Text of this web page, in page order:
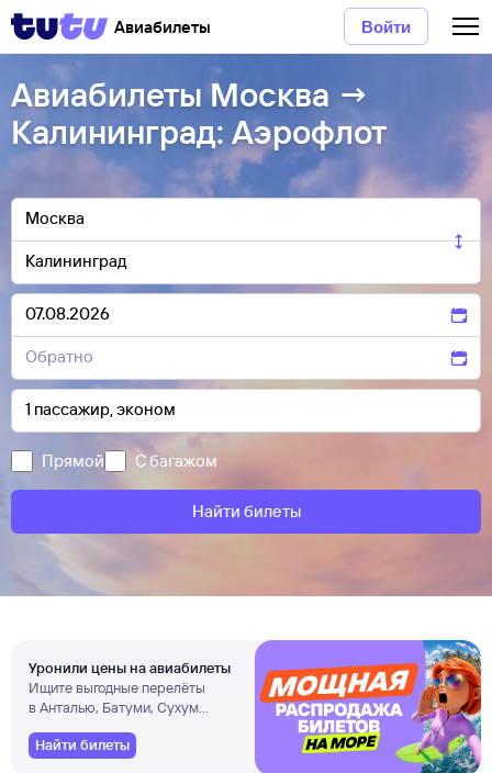
Авиабилеты Войти
Авиабилеты Москва →
Калининград: Аэрофлот
Прямой С багажом
Найти билеты
Уронили цены на авиабилеты
Ищите выгодные перелёты
в Анталью, Батуми, Сухум
Найти билеты